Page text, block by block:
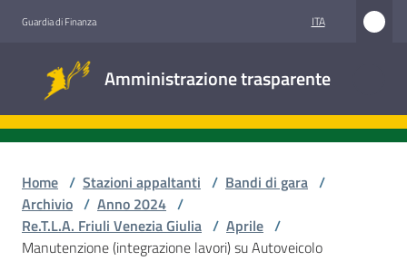
Guardia di Finanza ITA
Amministrazione trasparente
trasparente
Accesso
Home / Stazioni appaltanti / Bandi di gara /
Archivio / Anno 2024 /
Re.T.L.A. Friuli Venezia Giulia / Aprile /
Manutenzione (integrazione lavori) su Autoveicolo